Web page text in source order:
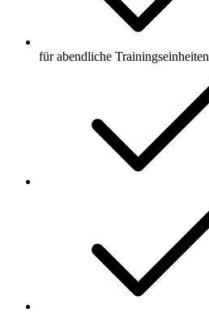
für abendliche Trainingseinheiten